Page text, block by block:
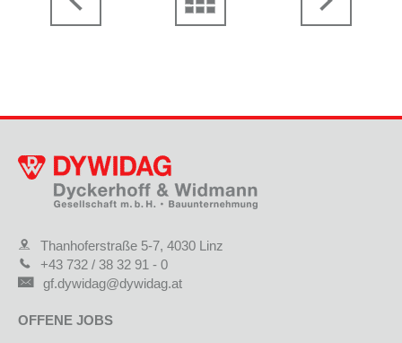
Thanhoferstraße 5-7, 4030 Linz
+43 732 / 38 32 91 - 0
gf.dywidag@dywidag.at
OFFENE JOBS